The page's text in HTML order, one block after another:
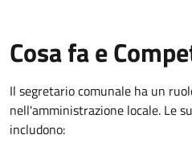
Cosa fa e
Il segretario comunale ha un
nell'amministrazione locale. Le
includono: